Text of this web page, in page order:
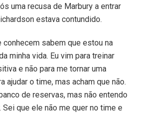
uma recusa de Marbury a entrar
estava contundido.
conhecem sabem que estou na
minha vida. Eu vim para treinar
e não para me tornar uma
ajudar o time, mas acham que não.
de reservas, mas não entendo
Sei que ele não me quer no time e